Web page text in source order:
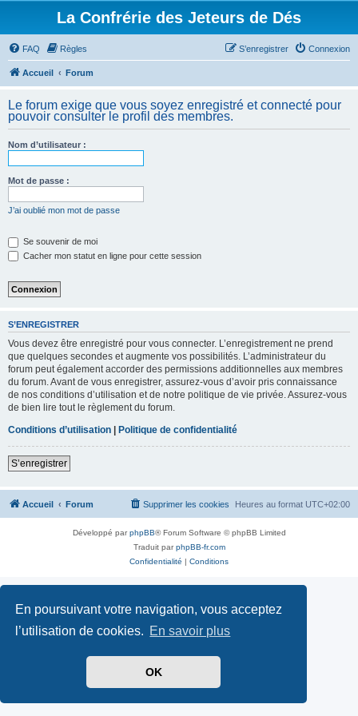
En poursuivant votre navigation, vous acceptez
l’utilisation de cookies. En savoir plus
OK
La Confrérie des Jeteurs de Dés
FAQ Règles Connexion
S’enregistrer
Accueil Forum
Le forum exige que vous soyez enregistré et connecté pour
pouvoir consulter le profil des membres.
Nom d’utilisateur :
Mot de passe :
J’ai oublié mon mot de passe
Se souvenir de moi
Cacher mon statut en ligne pour cette session
S’ENREGISTRER
Vous devez être enregistré pour vous connecter. L’enregistrement ne prend
que quelques secondes et augmente vos possibilités. L’administrateur du
forum peut également accorder des permissions additionnelles aux membres
du forum. Avant de vous enregistrer, assurez-vous d’avoir pris connaissance
de nos conditions d’utilisation et de notre politique de vie privée. Assurez-vous
de bien lire tout le règlement du forum.
Conditions d’utilisation | Politique de confidentialité
S’enregistrer
Accueil Forum Heures au format UTC+02:00
Supprimer les cookies
Développé parphpBB® Forum Software © phpBB Limited
Traduit parphpBB-fr.com
Confidentialité | Conditions